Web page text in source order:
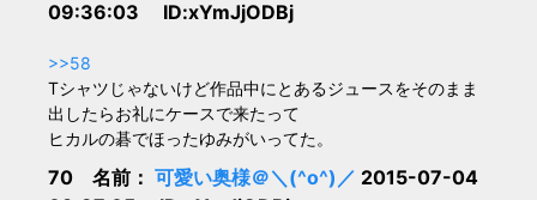
09:36:03 ID:xYmJjODBj
>>58
Tシャツじゃないけど作品中にとあるジュースをそのまま
出したらお礼にケースで来たって
ヒカルの碁でほったゆみがいってた。
70 名前： 可愛い奥様＠＼(^o^)／ 2015-07-04